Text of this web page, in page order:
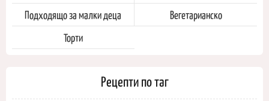
Подходящо за малки деца
Вегетарианско
Торти
Рецепти по таг